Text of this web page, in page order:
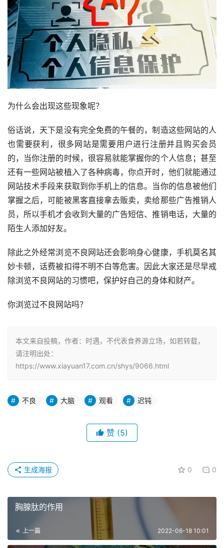
为什么会出现这些现象呢？
俗话说，天下是没有完全免费的午餐的，制造这些网站的人
也需要获利，很多网站是需要用户进行注册并且购买会员
的，当你注册的时候，很容易就能掌握你的个人信息；甚至
还有一些网站被植入了各种病毒，你点开时，他们就能通过
网站技术手段来获取到你手机上的信息。当你的信息被他们
掌握之后，可能被黑客直接拿去贩卖，卖给那些广告推销人
员，所以手机才会收到大量的广告短信、推销电话，大量的
陌生人添加好友。
除此之外经常浏览不良网站还会影响身心健康，手机莫名其
妙卡顿，话费被扣得不明不白等危害。因此大家还是尽早戒
除浏览不良网站的习惯吧，保护好自己的身体和财产。
你浏览过不良网站吗？
本文来自投稿，作者：时遇，不代表食养源立场，如若转载，
请注明出处：
https://www.xiayuan17.com.cn/shys/9066.html
不良 大脑 观看 迟钝
赞 (5)
0 0
生成海报
胸腺肽的作用
上一篇 2022-06-18 10:01